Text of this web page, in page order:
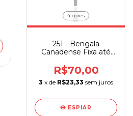
4 cores
251 - Bengala
Canadense Fixa até
Sequencial Unidade
R$70,00
3 x de R$23,33 sem juros
ESPIAR